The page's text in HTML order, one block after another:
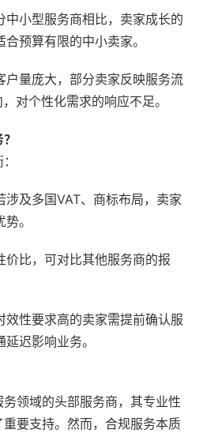
中小型服务商相比，卖家成长的
预算有限的中小卖家。
户量庞大，部分卖家反映服务流
对个性化需求的响应不足。
涉及多国VAT、商标布局，卖家
。
价比，可对比其他服务商的报
效性要求高的卖家需提前确认服
迟影响业务。
领域的头部服务商，其专业性
要支持。然而，合规服务本质